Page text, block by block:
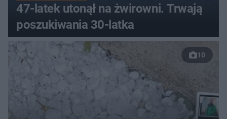
47-latek utonął na żwirowni. Trwają
poszukiwania 30-latka
10